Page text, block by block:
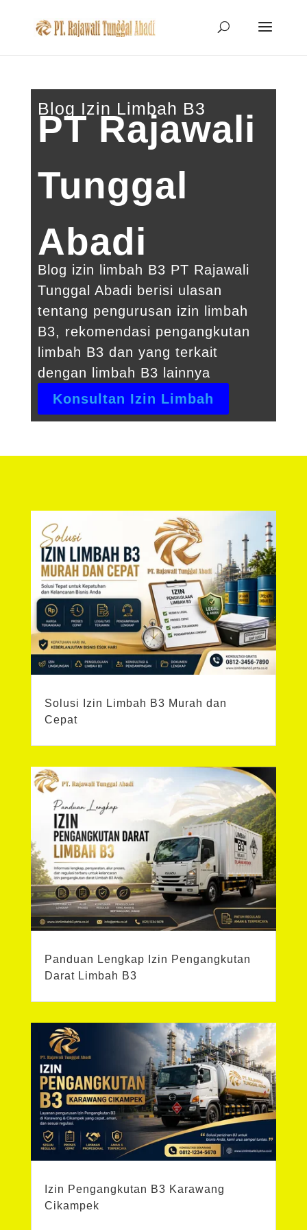
Blog Izin Limbah B3
PT Rajawali
Tunggal
Abadi
Blog izin limbah B3 PT Rajawali
Tunggal Abadi berisi ulasan
tentang pengurusan izin limbah
B3, rekomendasi pengangkutan
limbah B3 dan yang terkait
dengan limbah B3 lainnya
Konsultan Izin Limbah
Solusi Izin Limbah B3 Murah dan
Cepat
Panduan Lengkap Izin Pengangkutan
Darat Limbah B3
Izin Pengangkutan B3 Karawang
Cikampek